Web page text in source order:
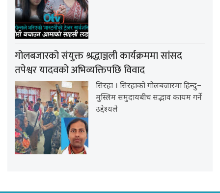
गोलबजारको संयुक्त श्रद्धाञ्जली कार्यक्रममा सांसद
तपेश्वर यादवको अभिव्यक्तिपछि विवाद
सिरहा । सिरहाको गोलबजारमा हिन्दु–
मुस्लिम समुदायबीच सद्भाव कायम गर्ने
उद्देश्यले